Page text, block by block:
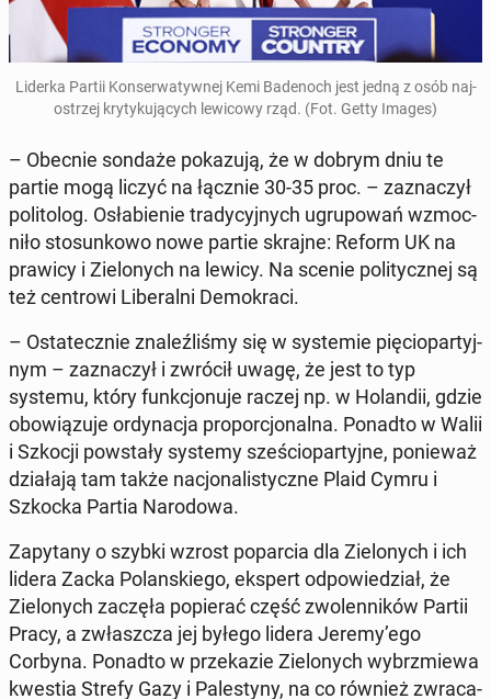
Liderka Partii Kon­ser­wa­tyw­nej Kemi Ba­de­noch jest jedną z osób naj­
ostrzej kry­ty­ku­ją­cych le­wi­co­wy rząd. (Fot. Getty Images)
– Obecnie sondaże po­ka­zu­ją, że w dobrym dniu te
partie mogą liczyć na łącznie 30-35 proc. – za­zna­czył
po­li­to­log. Osła­bie­nie tra­dy­cyj­nych ugru­po­wań wzmoc­
ni­ło sto­sun­ko­wo nowe partie skrajne: Reform UK na
prawicy i Zie­lo­nych na lewicy. Na scenie po­li­tycz­nej są
też cen­tro­wi Li­be­ral­ni De­mo­kra­ci.
– Osta­tecz­nie zna­leź­li­śmy się w sys­te­mie pię­cio­par­tyj­
nym – za­zna­czył i zwrócił uwagę, że jest to typ
systemu, który funk­cjo­nu­je raczej np. w Ho­lan­dii, gdzie
obo­wią­zu­je or­dy­na­cja pro­por­cjo­nal­na. Ponadto w Walii
i Szkocji po­wsta­ły systemy sze­ścio­par­tyj­ne, po­nie­waż
dzia­ła­ją tam także na­cjo­na­li­stycz­ne Plaid Cymru i
Szkocka Partia Na­ro­do­wa.
Za­py­ta­ny o szybki wzrost po­par­cia dla Zie­lo­nych i ich
lidera Zacka Po­lan­skie­go, ekspert od­po­wie­dział, że
Zie­lo­nych zaczęła po­pie­rać część zwo­len­ni­ków Partii
Pracy, a zwłasz­cza jej byłego lidera Jeremy’ego
Corbyna. Ponadto w prze­ka­zie Zie­lo­nych wy­brzmie­wa
kwestia Strefy Gazy i Pa­le­sty­ny, na co również zwra­ca­